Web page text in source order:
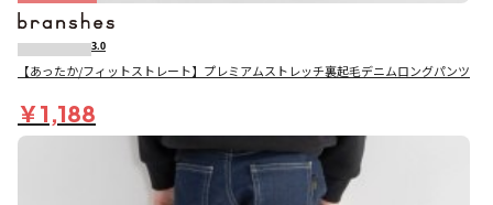
3.0
【あったか/フィットストレート】プレミアムストレッチ裏起毛デニムロングパンツ
￥1,188